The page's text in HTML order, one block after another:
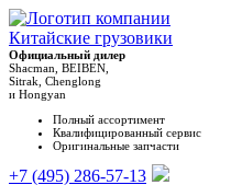
Китайские грузовики
Официальный дилер
Shacman, BEIBEN,
Sitrak, Chenglong
и Hongyan
Полный ассортимент
Квалифицированный сервис
Оригинальные запчасти
+7 (495) 286-57-13